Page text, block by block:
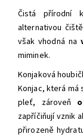
Čistá přírodní
alternativou
však vhodná na
miminek.
Konjaková
Konjac, která má
pleť, zároveň
zapříčiňují vznik
přirozeně